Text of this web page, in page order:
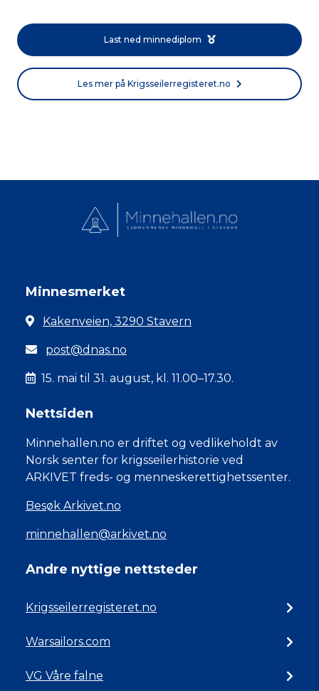
Last ned minnediplom
Les mer på Krigsseilerregisteret.no
Minnesmerket
Kakenveien, 3290 Stavern
post@dnas.no
15. mai til 31. august, kl. 11.00–17.30.
Nettsiden
Minnehallen.no er driftet og vedlikeholdt av
Norsk senter for krigsseilerhistorie ved
ARKIVET freds- og menneskerettighetssenter.
Besøk Arkivet.no
minnehallen@arkivet.no
Andre nyttige nettsteder
Krigsseilerregisteret.no
Warsailors.com
VG Våre falne